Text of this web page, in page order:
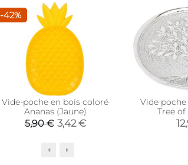
-42%
Vide-poche en bois coloré
Ananas (Jaune)
5,90 € 3,42 €
Vide
Tree